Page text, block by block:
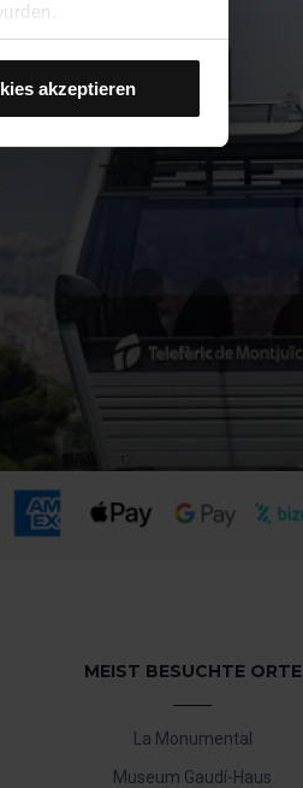
in Ihrem Browser.
dieser Art von
werden nur noch
Cookies
können
im unteren Menü
akzeptieren
MEIST BESUCHTE ORTE
La Monumental
Museum Gaudí-Haus